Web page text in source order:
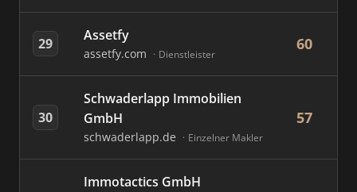
29 Assetfy
assetfy.com Dienstleister
60
30
Schwaderlapp Immobilien
GmbH
schwaderlapp.de Einzelner Makler
57
Immotactics GmbH